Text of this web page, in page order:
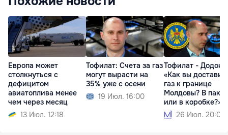
Европа может
столкнуться с
дефицитом
авиатоплива менее
чем через месяц
13 Июл. 12:18
Тофилат: Счета за газ
могут вырасти на
35% уже с осени
19 Июл. 16:00
Тофилат - Додону:
«Как вы
газ к границе
Молдовы? В
или в коробке?»
26 Июл. 20:00